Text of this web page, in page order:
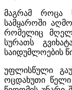
მაგრამ როცა
სამყაროში
რომელიც
სურათს
საიდუმლოების
უფლისწული
ოცდახუთი